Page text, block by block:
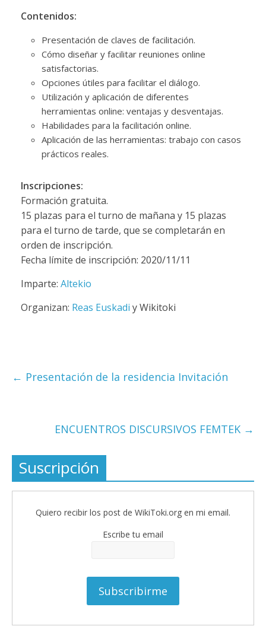
Contenidos:
Presentación de claves de facilitación.
Cómo diseñar y facilitar reuniones online
satisfactorias.
Opciones útiles para facilitar el diálogo.
Utilización y aplicación de diferentes
herramientas online: ventajas y desventajas.
Habilidades para la facilitación online.
Aplicación de las herramientas: trabajo con casos
prácticos reales.
Inscripciones:
Formación gratuita.
15 plazas para el turno de mañana y 15 plazas
para el turno de tarde, que se completarán en
orden de inscripción.
Fecha límite de inscripción: 2020/11/11
Imparte: Altekio
Organizan: Reas Euskadi y Wikitoki
← Presentación de la residencia Invitación
ENCUENTROS DISCURSIVOS FEMTEK →
Suscripción
Quiero recibir los post de WikiToki.org en mi email.
Escribe tu email